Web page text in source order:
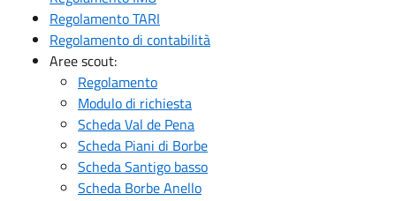
Regolamento TARI
Regolamento di contabilità
Aree scout:
Regolamento
Modulo di richiesta
Scheda Val de Pena
Scheda Piani di Borbe
Scheda Santigo basso
Scheda Borbe Anello